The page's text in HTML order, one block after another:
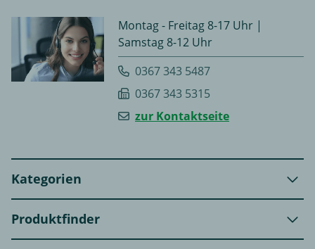
Montag - Freitag 8-17 Uhr |
Samstag 8-12 Uhr
0367 343 5487
0367 343 5315
zur Kontaktseite
Kategorien
Produktfinder